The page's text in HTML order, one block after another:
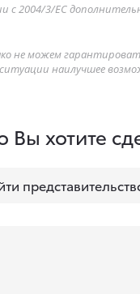
2004/3/ЕС
не можем
наилучшее
Вы хотите